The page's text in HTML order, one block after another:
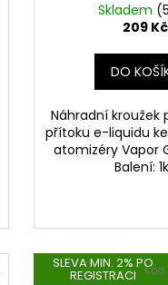
Skladem
209 Kč
DO
Náhradní kroužek
přítoku e-liquidu
atomizéry Vapor
Balení:
SLEVA MIN. 2% PO
REGISTRACI Kód: